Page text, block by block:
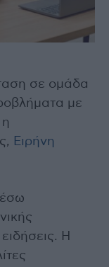
σε ομάδα
με
Ειρήνη
Η